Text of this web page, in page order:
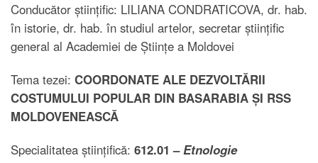
Conducător științific: LILIANA CONDRATICOVA, dr. hab.
în istorie, dr. hab. în studiul artelor, secretar științific
general al Academiei de Științe a Moldovei
Tema tezei: COORDONATE ALE DEZVOLTĂRII
COSTUMULUI POPULAR DIN BASARABIA ȘI RSS
MOLDOVENEASCĂ
Specialitatea științifică: 612.01 –Etnologie